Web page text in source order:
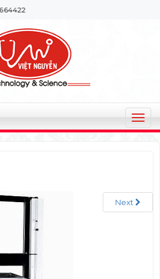
T
o
n
a
Next